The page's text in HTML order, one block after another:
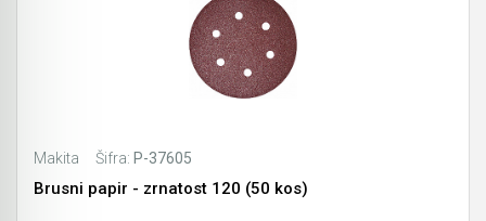
Makita Šifra: P-37605
Brusni papir - zrnatost 120 (50 kos)